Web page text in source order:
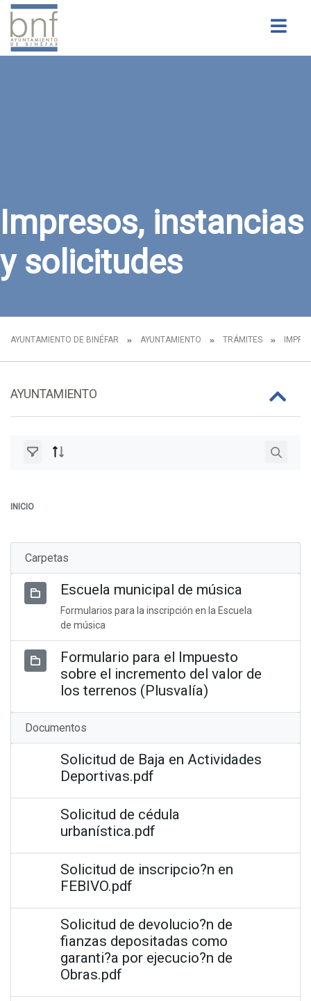
Impresos, instancias
y solicitudes
AYUNTAMIENTO DE BINÉFAR AYUNTAMIENTO TRÁMITES
AYUNTAMIENTO
INICIO
Carpetas
Escuela municipal de música
Formularios para la inscripción en la Escuela
de música
Formulario para el Impuesto
sobre el incremento del valor de
los terrenos (Plusvalía)
Documentos
Solicitud de Baja en Actividades
Deportivas.pdf
Solicitud de cédula
urbanística.pdf
Solicitud de inscripcio?n en
FEBIVO.pdf
Solicitud de devolucio?n de
fianzas depositadas como
garanti?a por ejecucio?n de
Obras.pdf